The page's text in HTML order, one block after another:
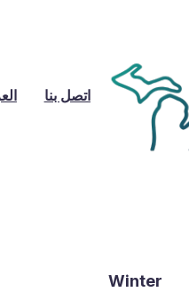
اتصل بنا
Winter